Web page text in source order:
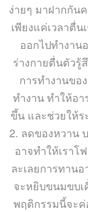
ง่ายๆ มาฝากกัน
เพียงแค่เวลาตื่
ออกไปทำงาน
ร่างกายตื่นตัวรู้
การทำงานขอ
ทำงาน ทำให้อ
ขึ้น และช่วยให้ร
2. ลดของหวาน
อาจทำให้เราโ
ละเลยการทาน
จะหยิบขนมขบ
พฤติกรรมนี้จะ